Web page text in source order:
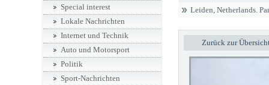
Leiden, Netherlands.
Zurück zur
Special interest
Lokale Nachrichten
Internet und Technik
Auto und Motorsport
Politik
Sport-Nachrichten